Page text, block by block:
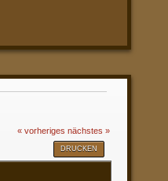
« vorheriges nächstes »
DRUCKEN